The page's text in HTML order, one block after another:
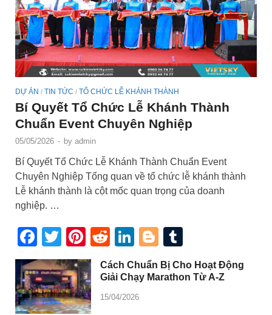
DỰ ÁN / TIN TỨC / TỔ CHỨC LỄ KHÁNH THÀNH
Bí Quyết Tổ Chức Lễ Khánh Thành
Chuẩn Event Chuyên Nghiệp
05/05/2026 - by admin
Bí Quyết Tổ Chức Lễ Khánh Thành Chuẩn Event
Chuyên Nghiệp Tổng quan về tổ chức lễ khánh thành
Lễ khánh thành là cột mốc quan trọng của doanh
nghiệp. …
Facebook
Twitter
Pinterest
RedditLinkedIn
Blogger
Cách Chuẩn Bị Cho Hoạt Động
Giải Chạy Marathon Từ A-Z
15/04/2026